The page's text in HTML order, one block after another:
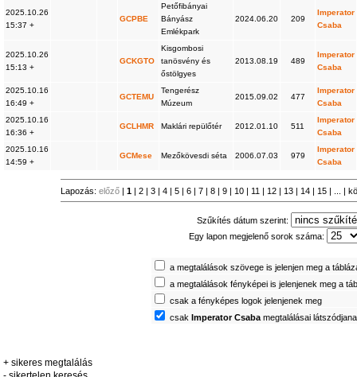
2025.10.26
15:37 +
GCPBE
Petőfibányai
Bányász
Emlékpark
2024.06.20 209
Imperator
Csaba
2025.10.26
15:13 +
GCKGTO
Kisgombosi
tanösvény és
őstölgyes
2013.08.19 489
Imperator
Csaba
2025.10.16
16:49 +
GCTEMU
Tengerész
Múzeum
2015.09.02 477
Imperator
Csaba
2025.10.16
16:36 +
GCLHMR Maklári repülőtér 2012.01.10 511
Imperator
Csaba
2025.10.16
14:59 +
GCMese Mezőkövesdi séta 2006.07.03 979
Imperator
Csaba
Lapozás:előző |1 | 2 | 3 | 4 | 5 | 6 | 7 | 8 | 9 | 10 | 11 | 12 | 13 | 14 | 15 | ... |
Szűkítés dátum szerint:
Egy lapon megjelenő sorok száma:
a megtalálások szövege is jelenjen meg a
a megtalálások fényképei is jelenjenek meg a
csak a fényképes logok jelenjenek meg
csakImperator Csaba megtalálásai
+ sikeres megtalálás